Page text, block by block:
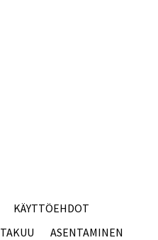
KÄYTTÖEHDOT
TAKUU
ASENTAMINEN